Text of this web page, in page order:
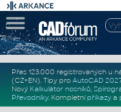
Přes 123.000 registrovaných u
(CZ+EN). Tipy pro AutoCAD
Nový Kalkulátor nosníků,
Převodníky. Kompletní příkazya